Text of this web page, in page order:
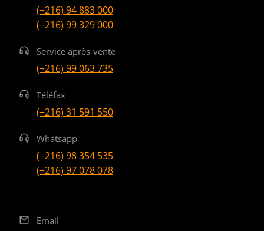
(+216) 94 883 000
(+216) 99 329 000
Service après-vente
(+216) 99 063 735
Téléfax
(+216) 31 591 550
Whatsapp
(+216) 98 354 535
(+216) 97 078 078
Email